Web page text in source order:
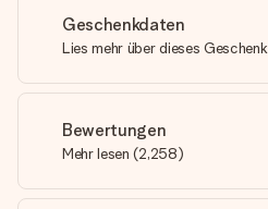
Geschenkdaten
Lies mehr über dieses Geschenk
Bewertungen
Mehr lesen (2,258)